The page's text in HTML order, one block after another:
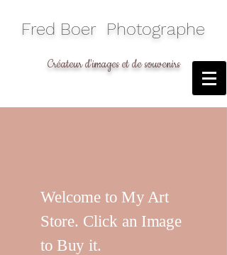
​Fred Boer Photographe
Créateur d'images et de souvenirs
Welcome to My Art
Store. Click an Image
to Buy it.